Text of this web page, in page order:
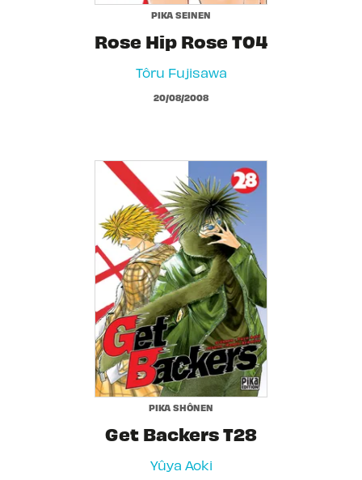
PIKA SEINEN
Rose Hip Rose T04
Tôru Fujisawa
20/08/2008
PIKA SHÔNEN
Get Backers T28
Yûya Aoki